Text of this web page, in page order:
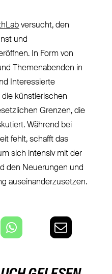
versucht, den
und
In Form von
Themenabenden in
Interessierte
die künstlerischen
Grenzen, die
Während bei
fehlt, schafft das
sich intensiv mit der
den Neuerungen und
auseinanderzusetzen.